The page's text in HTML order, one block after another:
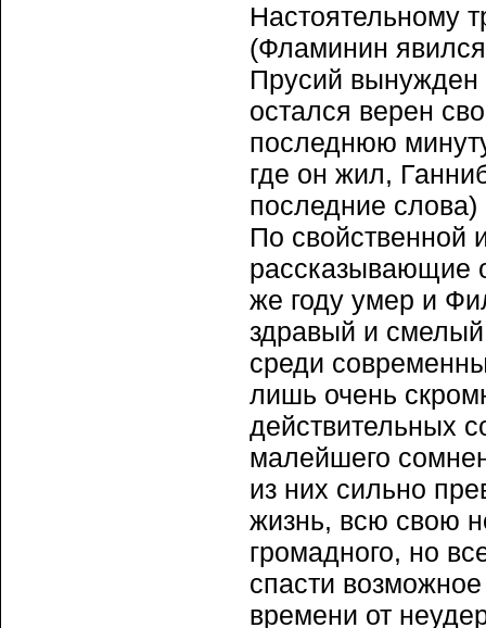
Настоятельному
(Фламинин
Прусий
остался верен
последнюю
где он жил,
последние слова)
По свойственной
рассказывающие
же году умер и
здравый и
среди
лишь очень
действительных
малейшего
из них сильно
жизнь, всю свою
громадного, но
спасти
времени от